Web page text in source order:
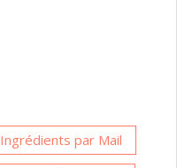
Ingrédients par Mail